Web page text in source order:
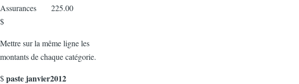
Assurances 225.00
$
Mettre sur la même ligne les
montants de chaque catégorie.
$paste janvier2012